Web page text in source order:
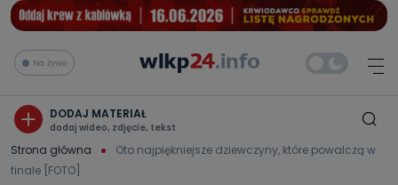
Na żywo
DODAJ MATERIAŁ
dodaj wideo, zdjęcie, tekst
Strona główna
Oto najpiękniejsze dziewczyny, które powalczą w
finale [FOTO]